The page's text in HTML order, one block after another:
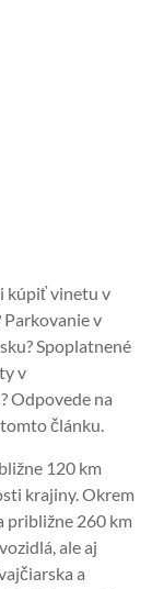
kúpiť vinetu v
v
Spoplatnené
v
Odpovede na
článku.
120 km
krajiny. Okrem
približne 260 km
ale aj
a